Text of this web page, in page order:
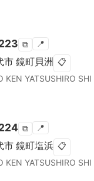
⧉ 📍
市 鏡町貝洲 📋
KEN YATSUSHIRO SHI
⧉ 📍
市 鏡町塩浜 📋
KEN YATSUSHIRO SHI